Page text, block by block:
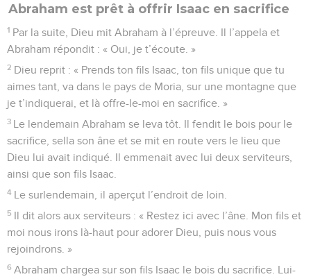
Abraham est prêt à offrir Isaac en sacrifice
1 Par la suite, Dieu mit Abraham à l’épreuve. Il l’appela et
Abraham répondit : « Oui, je t’écoute. »
2 Dieu reprit : « Prends ton fils Isaac, ton fils unique que tu
aimes tant, va dans le pays de Moria, sur une montagne que
je t’indiquerai, et là offre-le-moi en sacrifice. »
3 Le lendemain Abraham se leva tôt. Il fendit le bois pour le
sacrifice, sella son âne et se mit en route vers le lieu que
Dieu lui avait indiqué. Il emmenait avec lui deux serviteurs,
ainsi que son fils Isaac.
4 Le surlendemain, il aperçut l’endroit de loin.
5 Il dit alors aux serviteurs : « Restez ici avec l’âne. Mon fils et
moi nous irons là-haut pour adorer Dieu, puis nous vous
rejoindrons. »
6 Abraham chargea sur son fils Isaac le bois du sacrifice. Lui-